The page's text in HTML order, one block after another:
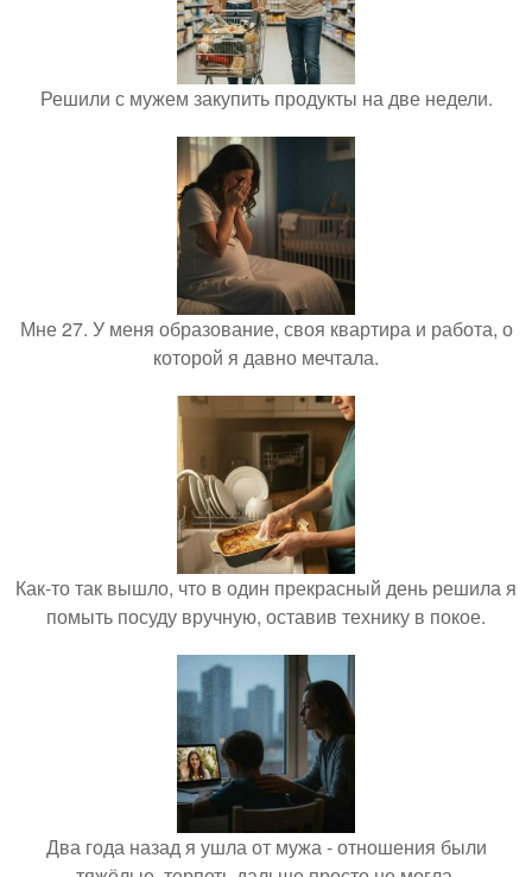
Решили с мужем закупить продукты на две недели.
Мне 27. У меня образование, своя квартира и работа, о
которой я давно мечтала.
Как-то так вышло, что в один прекрасный день решила я
помыть посуду вручную, оставив технику в покое.
Два года назад я ушла от мужа - отношения были